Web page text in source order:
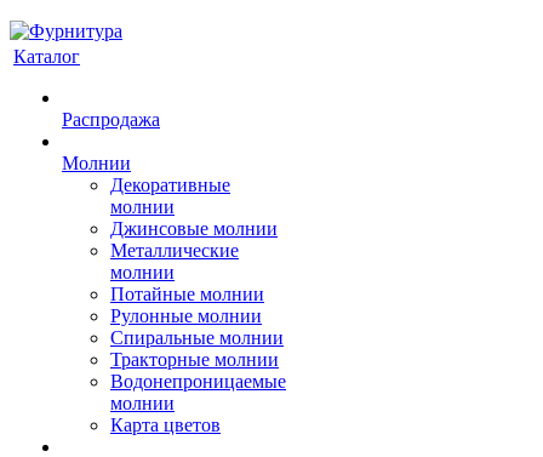
Каталог
Распродажа
Молнии
Декоративные
молнии
Джинсовые молнии
Металлические
молнии
Потайные молнии
Рулонные молнии
Спиральные молнии
Тракторные молнии
Водонепроницаемые
молнии
Карта цветов